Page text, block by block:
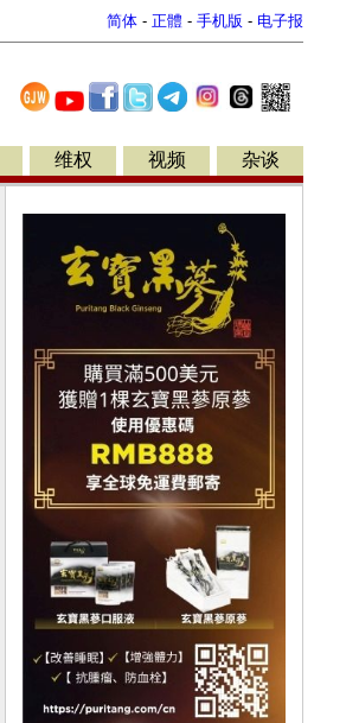
简体 - 正體 - 手机版 - 电子报
维权 视频 杂谈